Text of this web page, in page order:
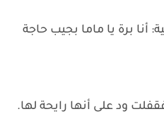
أنا برة يا ماما بجيب حاجة
ود على أنها رايحة لها.